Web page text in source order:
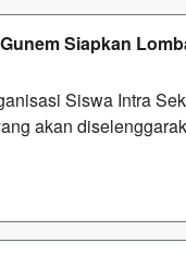
Siapkan
Siswa Intra
akan